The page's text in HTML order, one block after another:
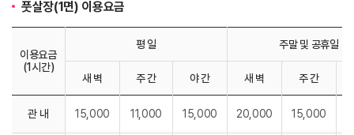
풋살장(1면) 이용요금
이용요금
(1시간)
평 일 주말 및 공휴일
새 벽 주 간 야 간 새 벽 주 간
관 내 15,000 11,000 15,000 20,000 15,000